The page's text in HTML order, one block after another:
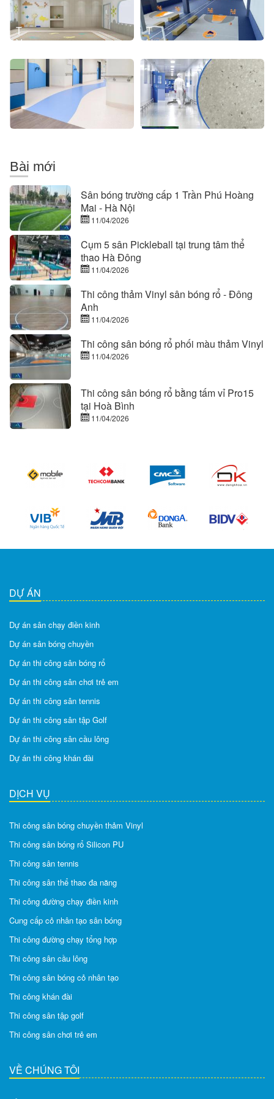
khuẩn
đồng
chất
Chất
-
Giải
Pháp
Hảo
Cho
Không
Gian
Sạch
Thảm
Vinyl
khuẩn
Thảm
kháng
bệnh
viện
Bài mới
Sân bóng trường cấp 1 Trần Phú Hoàng
Mai - Hà Nội
11/04/2026
Cụm 5 sân Pickleball tại trung tâm thể
thao Hà Đông
11/04/2026
Thi công thảm Vinyl sân bóng rổ - Đông
Anh
11/04/2026
Thi công sân bóng rổ phối màu thảm Vinyl
11/04/2026
Thi công sân bóng rổ bằng tấm vỉ Pro15
tại Hoà Bình
11/04/2026
DỰ ÁN
Dự án sân chạy điền kinh
Dự án sân bóng chuyền
Dự án thi công sân bóng rổ
Dự án thi công sân chơi trẻ em
Dự án thi công sân tennis
Dự án thi công sân tập Golf
Dự án thi công sân cầu lông
Dự án thi công khán đài
DỊCH VỤ
Thi công sân bóng chuyền thảm Vinyl
Thi công sân bóng rổ Silicon PU
Thi công sân tennis
Thi công sân thể thao đa năng
Thi công đường chạy điền kinh
Cung cấp cỏ nhân tạo sân bóng
Thi công đường chạy tổng hợp
Thi công sân cầu lông
Thi công sân bóng cỏ nhân tạo
Thi công khán đài
Thi công sân tập golf
Thi công sân chơi trẻ em
VỀ CHÚNG TÔI